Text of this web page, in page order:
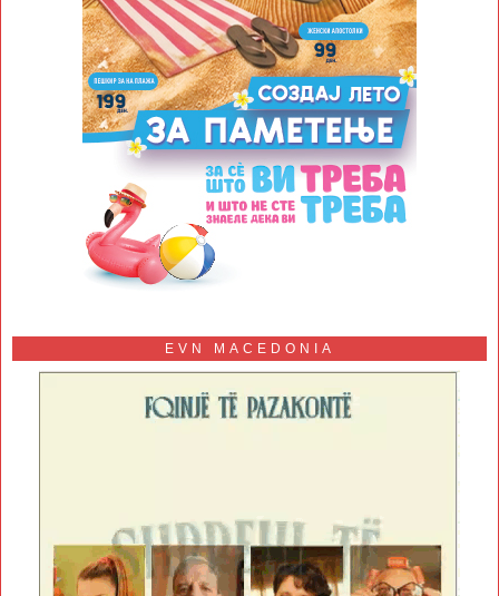
EVN MACEDONIA